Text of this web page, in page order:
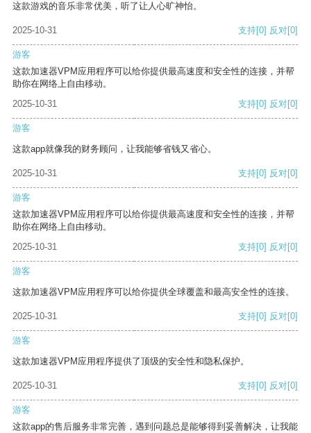
这款游戏的音乐非常优美，听了让人心旷神怡。
2025-10-31 支持[0] 反对[0]
游客
这款加速器VPM应用程序可以给你提供最高速度和安全性的连接，并帮
助你在网络上自由移动。
2025-10-31
支持[0] 反对[0]
游客
这款app就像我的财务顾问，让我能够省钱又省心。
2025-10-31 支持[0] 反对[0]
游客
这款加速器VPM应用程序可以给你提供最高速度和安全性的连接，并帮
助你在网络上自由移动。
2025-10-31
支持[0] 反对[0]
游客
这款加速器VPM应用程序可以给你提供全球覆盖和最高安全性的连接。
2025-10-31 支持[0] 反对[0]
游客
这款加速器VPM应用程序提供了顶级的安全性和隐私保护。
2025-10-31 支持[0] 反对[0]
游客
这款app的售后服务非常完善，遇到问题总是能够得到妥善解决，让我能